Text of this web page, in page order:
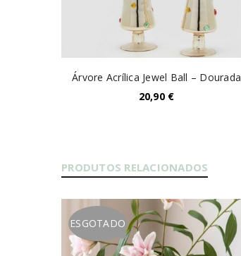
Árvore Acrílica Jewel Ball – Dourada
20,90 €
PRODUTOS RELACIONADOS
ESGOTADO